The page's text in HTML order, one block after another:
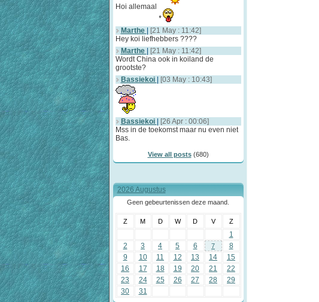
Hoi allemaal
Marthe
[21 May : 11:42]
Hey koi liefhebbers ????
Marthe
[21 May : 11:42]
Wordt China ook in koiland de
grootste?
Bassiekoi
[03 May : 10:43]
Bassiekoi
[26 Apr : 00:06]
Mss in de toekomst maar nu even niet
Bas.
View all posts(680)
2026 Augustus
Geen gebeurtenissen deze maand.
Z M D W D V Z
1
2
3 4 5 6 7
8
9
10 11 12 13 14
15
16
17 18 19 20 21
22
23
24 25 26 27 28
29
30
31